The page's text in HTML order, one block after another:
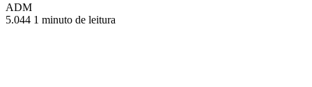
ADM
5.044 1 minuto de leitura